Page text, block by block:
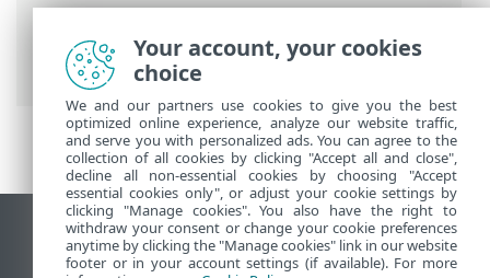
Ηλεκτρονική βοήθεια ESET>ESET NOD32
Antivirus
>Ρυθμίσεις για
προχωρημένους> Ειδοποιήσεις
Προβολή ιστότοπου επιφάνειας εργασίας
End of Life
Your account, your cookies
choice
We and our partners use cookies to give you the best
optimized online experience, analyze our website traffic,
and serve you with personalized ads. You can agree to the
collection of all cookies by clicking "Accept all and close",
decline all non-essential cookies by choosing "Accept
essential cookies only", or adjust your cookie settings by
clicking "Manage cookies". You also have the right to
withdraw your consent or change your cookie preferences
anytime by clicking the "Manage cookies" link in our website
footer or in your account settings (if available). For more